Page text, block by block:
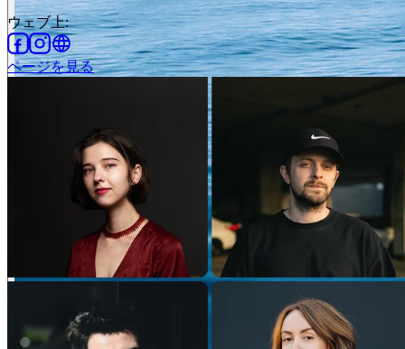
ウェブ上:
ページを見る